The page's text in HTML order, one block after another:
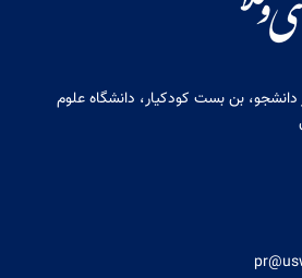
بن بست کودکیار، دانشگاه علوم